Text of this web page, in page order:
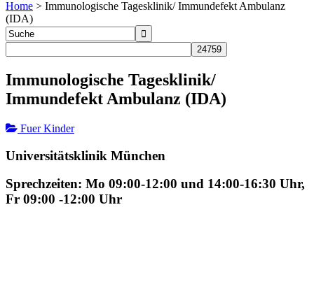
Home > Immunologische Tagesklinik/ Immundefekt Ambulanz
(IDA)
Immunologische Tagesklinik/
Immundefekt Ambulanz (IDA)
Fuer Kinder
Universitätsklinik München
Sprechzeiten: Mo 09:00-12:00 und 14:00-16:30 Uhr,
Fr 09:00 -12:00 Uhr